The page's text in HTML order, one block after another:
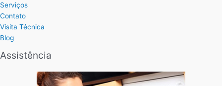
Serviços
Contato
Visita Técnica
Blog
Assistência